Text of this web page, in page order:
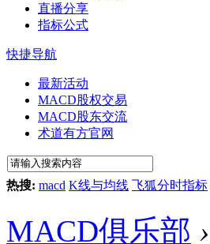
直播分享
指标公式
快捷导航
最新活动
MACD股权交易
MACD股东交流
术道有方官网
热搜: macd K线与均线 飞狐分时指标
MACD俱乐部 ›